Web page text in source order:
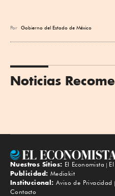
Por Gobierno del Estado de México
Noticias
Nuestros Sitios: El Economista
Publicidad: Mediakit
Institucional: Aviso de Privacidad
Contacto